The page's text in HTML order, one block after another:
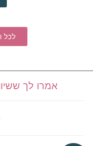
לכל
אמרו לך